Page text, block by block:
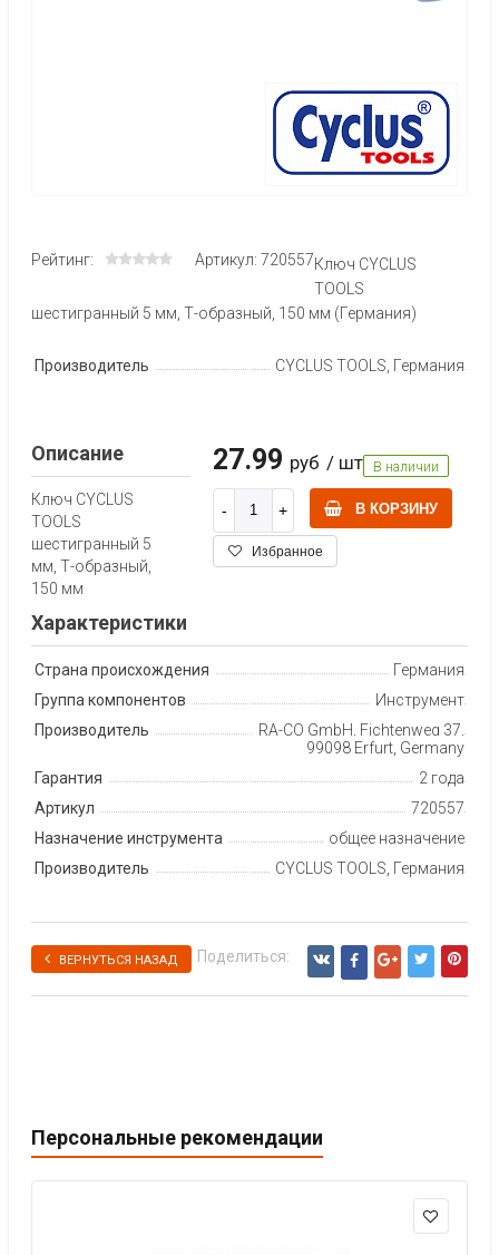
Рейтинг: Артикул: 720557Ключ CYCLUS
TOOLS
шестигранный 5 мм, Т-образный, 150 мм (Германия)
Производитель CYCLUS TOOLS, Германия
27.99 руб / шт В наличии
В КОРЗИНУ
Избранное
Описание
Ключ CYCLUS
TOOLS
шестигранный 5
мм, Т-образный,
150 мм
Характеристики
Страна происхождения
Германия
Группа компонентов
Инструмент
Производитель
RA-CO GmbH, Fichtenweg 37,
99098 Erfurt, Germany
Гарантия
2 года
Артикул
720557
Назначение инструмента
общее назначение
Производитель
CYCLUS TOOLS, Германия
ВЕРНУТЬСЯ НАЗАД Поделиться:
Персональные рекомендации